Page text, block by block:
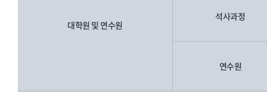
대학원 및 연수원
석사과정
연수원